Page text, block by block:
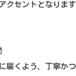
クセントとなります
届くよう、丁寧か